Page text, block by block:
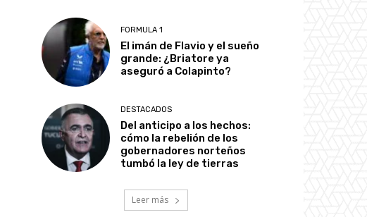
FORMULA 1
El imán de Flavio y el sueño
grande: ¿Briatore ya
aseguró a Colapinto?
DESTACADOS
Del anticipo a los hechos:
cómo la rebelión de los
gobernadores norteños
tumbó la ley de tierras
Leer más